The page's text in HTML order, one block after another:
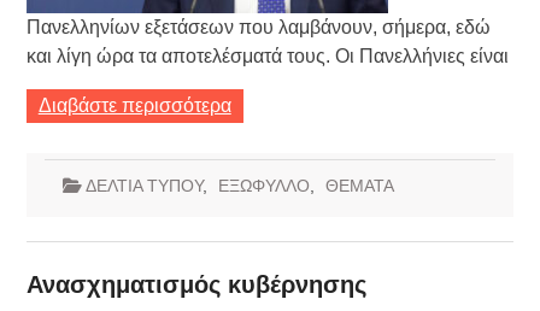
Πανελληνίων εξετάσεων που λαμβάνουν, σήμερα, εδώ
και λίγη ώρα τα αποτελέσματά τους. Οι Πανελλήνιες είναι
Διαβάστε περισσότερα
ΔΕΛΤΙΑ ΤΥΠΟΥ, ΕΞΩΦΥΛΛΟ ΘΕΜΑΤΑ
Ανασχηματισμός κυβέρνησης